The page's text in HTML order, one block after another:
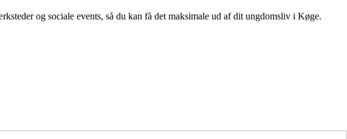
og sociale events, så du kan få det maksimale ud af dit ungdomsliv i Køge.